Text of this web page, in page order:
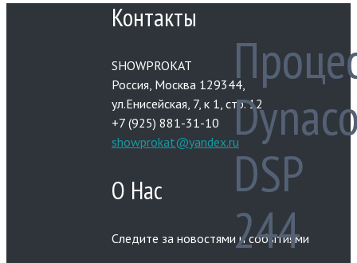
DSP
244
Контакты
SHOWPROKAT
Россия, Москва 129344,
ул.Енисейская, 7, к 1, стр. 12
+7 (925) 881-31-10
showprokat@yandex.ru
О Нас
Следите за новостями и событиями